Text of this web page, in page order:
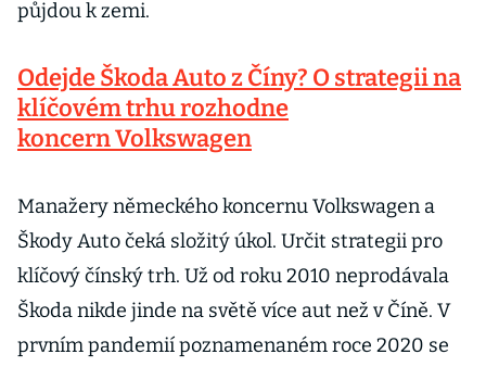
půjdou k zemi.
Odejde Škoda Auto z Číny? O strategii na
klíčovém trhu rozhodne
koncern Volkswagen
Manažery německého koncernu Volkswagen a
Škody Auto čeká složitý úkol. Určit strategii pro
klíčový čínský trh. Už od roku 2010 neprodávala
Škoda nikde jinde na světě více aut než v Číně. V
prvním pandemií poznamenaném roce 2020 se